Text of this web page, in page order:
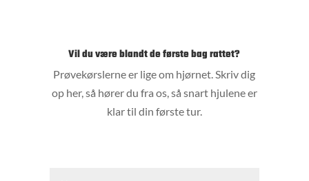
Vil du være blandt de første bag rattet?
Prøvekørslerne er lige om hjørnet. Skriv dig
op her, så hører du fra os, så snart hjulene er
klar til din første tur.